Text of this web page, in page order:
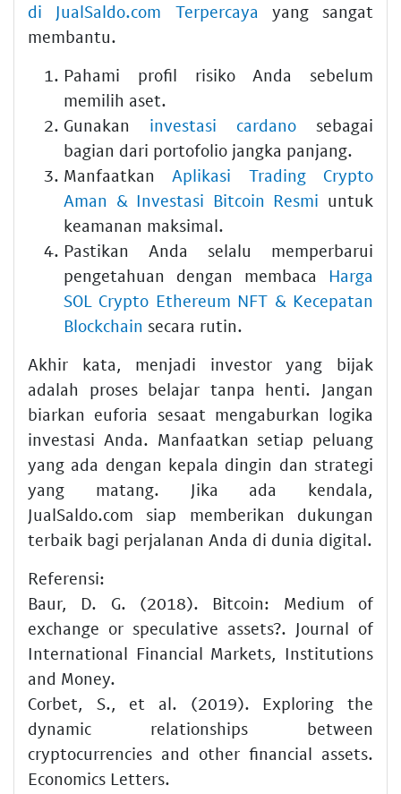
di JualSaldo.com Terpercaya yang sangat
membantu.
Pahami profil risiko Anda sebelum
memilih aset.
Gunakan investasi cardano sebagai
bagian dari portofolio jangka panjang.
Manfaatkan Aplikasi Trading Crypto
Aman & Investasi Bitcoin Resmi untuk
keamanan maksimal.
Pastikan Anda selalu memperbarui
pengetahuan dengan membaca Harga
SOL Crypto Ethereum NFT & Kecepatan
Blockchain secara rutin.
Akhir kata, menjadi investor yang bijak
adalah proses belajar tanpa henti. Jangan
biarkan euforia sesaat mengaburkan logika
investasi Anda. Manfaatkan setiap peluang
yang ada dengan kepala dingin dan strategi
yang matang. Jika ada kendala,
JualSaldo.com siap memberikan dukungan
terbaik bagi perjalanan Anda di dunia digital.
Referensi:
Baur, D. G. (2018). Bitcoin: Medium of
exchange or speculative assets?. Journal of
International Financial Markets, Institutions
and Money.
Corbet, S., et al. (2019). Exploring the
dynamic relationships between
cryptocurrencies and other financial assets.
Economics Letters.